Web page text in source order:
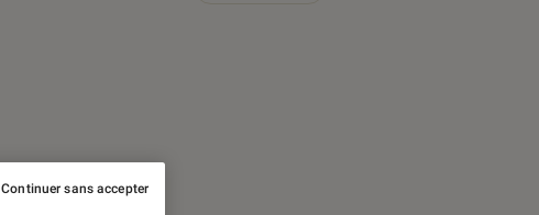
Continuer sans accepter